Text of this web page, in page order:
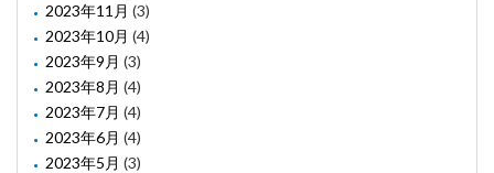
2023年11月 (3)
2023年10月 (4)
2023年9月 (3)
2023年8月 (4)
2023年7月 (4)
2023年6月 (4)
2023年5月 (3)